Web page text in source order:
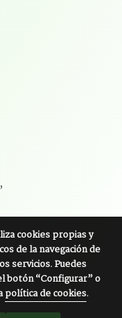
cookies propias y
de la navegación de
servicios. Puedes
botón “Configurar” o
política de cookies.